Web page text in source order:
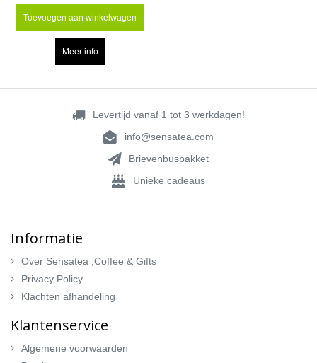
Toevoegen aan winkelwagen
Meer info
Levertijd vanaf 1 tot 3 werkdagen!
info@sensatea.com
Brievenbuspakket
Unieke cadeaus
Informatie
Over Sensatea ,Coffee & Gifts
Privacy Policy
Klachten afhandeling
Klantenservice
Algemene voorwaarden